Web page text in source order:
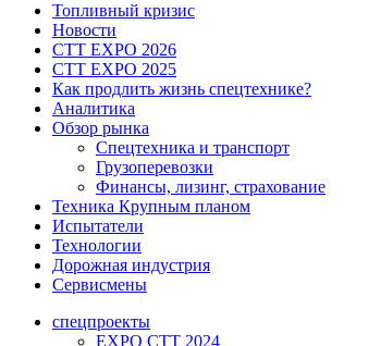
Топливный кризис
Новости
CTT EXPO 2026
CTT EXPO 2025
Как продлить жизнь спецтехнике?
Аналитика
Обзор рынка
Спецтехника и транспорт
Грузоперевозки
Финансы, лизинг, страхование
Техника Крупным планом
Испытатели
Технологии
Дорожная индустрия
Сервисмены
спецпроекты
EXPO CTT 2024